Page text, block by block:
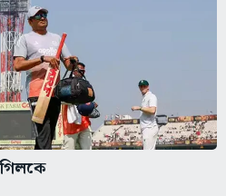
গিলকে